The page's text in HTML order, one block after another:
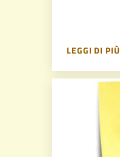
LEGGI DI PIÙ